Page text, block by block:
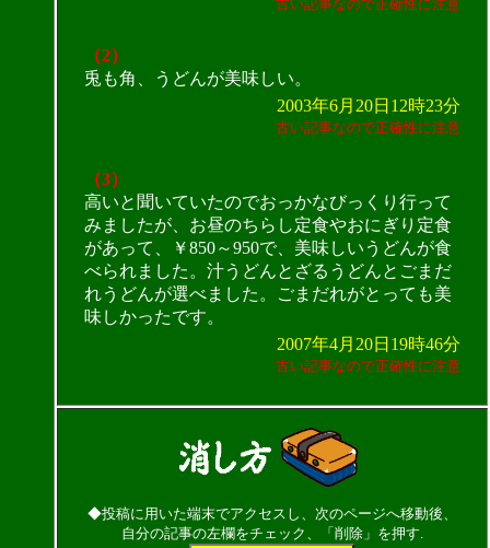
古い記事なので正確性に注意
（2）
兎も角、うどんが美味しい。
2003年6月20日12時23分
古い記事なので正確性に注意
（3）
高いと聞いていたのでおっかなびっくり行って
みましたが、お昼のちらし定食やおにぎり定食
があって、￥850～950で、美味しいうどんが食
べられました。汁うどんとざるうどんとごまだ
れうどんが選べました。ごまだれがとっても美
味しかったです。
2007年4月20日19時46分
古い記事なので正確性に注意
◆投稿に用いた端末でアクセスし、次のページへ移動後、
自分の記事の左欄をチェック、「削除」を押す.